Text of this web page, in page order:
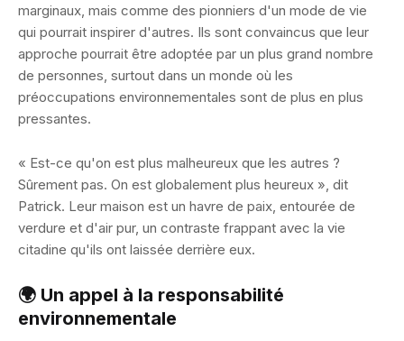
marginaux, mais comme des pionniers d'un mode de vie
qui pourrait inspirer d'autres. Ils sont convaincus que leur
approche pourrait être adoptée par un plus grand nombre
de personnes, surtout dans un monde où les
préoccupations environnementales sont de plus en plus
pressantes.
« Est-ce qu'on est plus malheureux que les autres ?
Sûrement pas. On est globalement plus heureux », dit
Patrick. Leur maison est un havre de paix, entourée de
verdure et d'air pur, un contraste frappant avec la vie
citadine qu'ils ont laissée derrière eux.
🌍 Un appel à la responsabilité
environnementale